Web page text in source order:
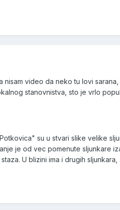
video da neko tu lovi
stanovnistva, sto je vrlo
su u stvari slike velike
je od vec pomenute sljunkare
U blizini ima i drugih